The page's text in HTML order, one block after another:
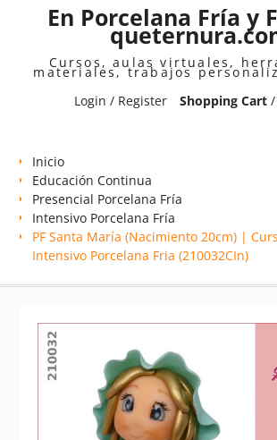
En Porcelana Fría y
Cursos, aulas virtuales,
materiales, trabajos
Login / Register
Shopping Cart/
Inicio
Educación Continua
Presencial Porcelana Fría
Intensivo Porcelana Fría
PF Santa María (Nacimiento 20cm) |
Intensivo Porcelana Fria (210032CIn)